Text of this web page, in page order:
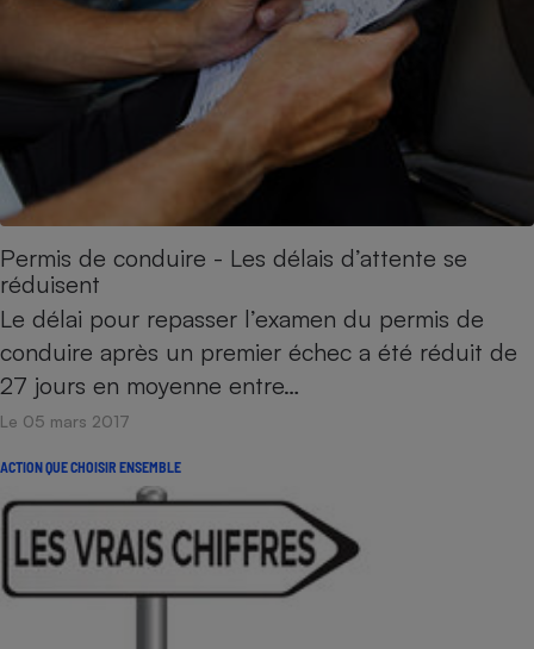
Permis de conduire - Les délais d’attente se
réduisent
Le délai pour repasser l’examen du permis de
conduire après un premier échec a été réduit de
27 jours en moyenne entre…
Le 05 mars 2017
ACTION QUE CHOISIR ENSEMBLE